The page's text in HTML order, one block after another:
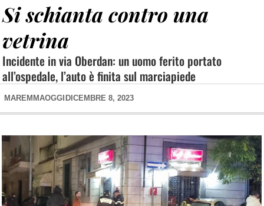
Si schianta contro una
vetrina
Incidente in via Oberdan: un uomo ferito portato
all’ospedale, l’auto è finita sul marciapiede
MAREMMAOGGI DICEMBRE 8, 2023